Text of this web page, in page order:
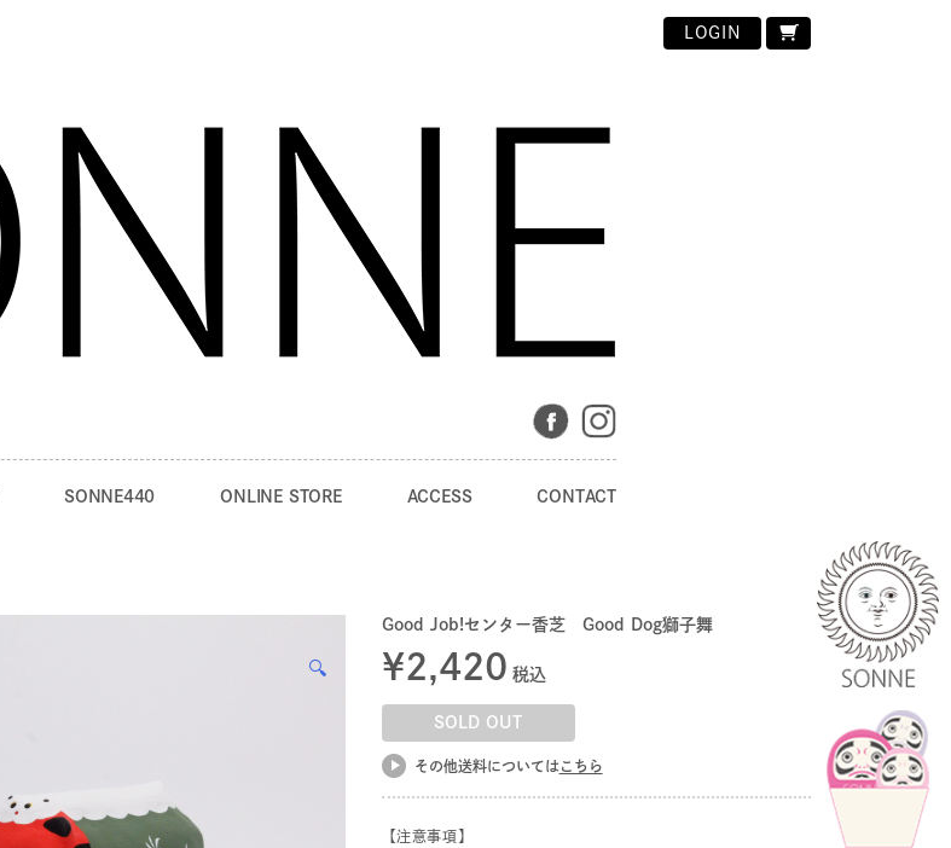
LOGIN
SONNE440 ONLINE STORE ACCESS CONTACT
🔍
Good Job!センター香芝 Good Dog獅子舞
¥2,420 税込
SOLD OUT
その他送料については こちら
【注意事項】